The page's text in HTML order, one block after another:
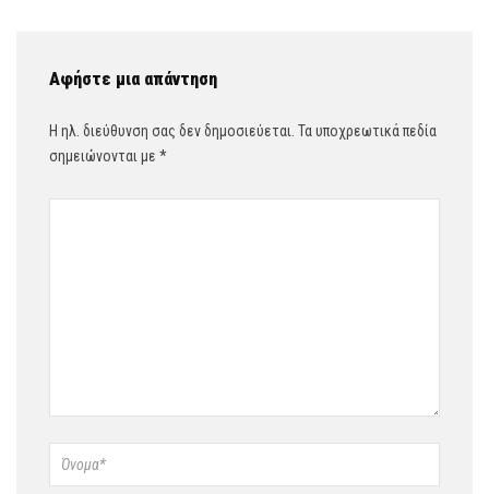
Αφήστε μια απάντηση
Η ηλ. διεύθυνση σας δεν δημοσιεύεται. Τα υποχρεωτικά πεδία
σημειώνονται με *